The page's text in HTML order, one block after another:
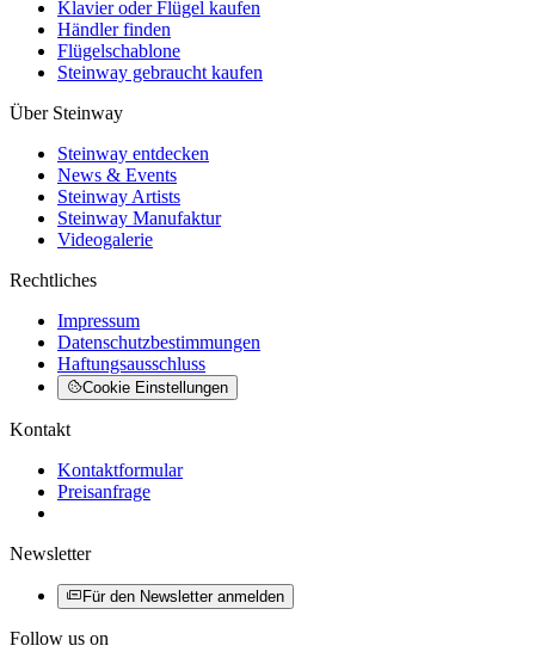
Klavier oder Flügel kaufen
Händler finden
Flügelschablone
Steinway gebraucht kaufen
Über Steinway
Steinway entdecken
News & Events
Steinway Artists
Steinway Manufaktur
Videogalerie
Rechtliches
Impressum
Datenschutzbestimmungen
Haftungsausschluss
Cookie Einstellungen
Kontakt
Kontaktformular
Preisanfrage
Newsletter
Für den Newsletter anmelden
Follow us on